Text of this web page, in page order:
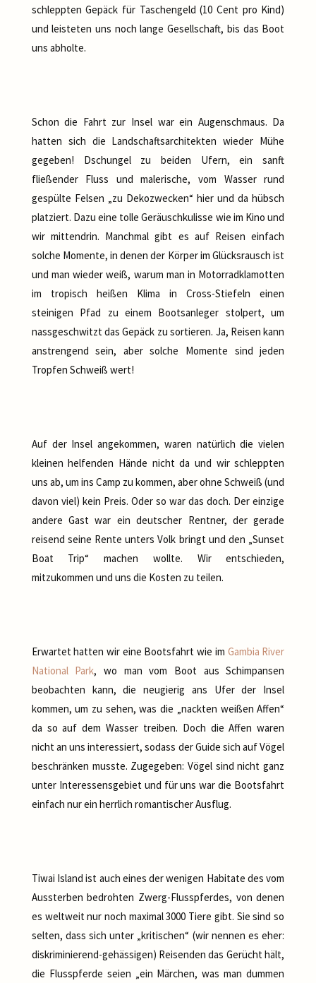
schleppten Gepäck für Taschengeld (10 Cent pro Kind)
und leisteten uns noch lange Gesellschaft, bis das Boot
uns abholte.
Schon die Fahrt zur Insel war ein Augenschmaus. Da
hatten sich die Landschaftsarchitekten wieder Mühe
gegeben! Dschungel zu beiden Ufern, ein sanft
fließender Fluss und malerische, vom Wasser rund
gespülte Felsen „zu Dekozwecken“ hier und da hübsch
platziert. Dazu eine tolle Geräuschkulisse wie im Kino und
wir mittendrin. Manchmal gibt es auf Reisen einfach
solche Momente, in denen der Körper im Glücksrausch ist
und man wieder weiß, warum man in Motorradklamotten
im tropisch heißen Klima in Cross-Stiefeln einen
steinigen Pfad zu einem Bootsanleger stolpert, um
nassgeschwitzt das Gepäck zu sortieren. Ja, Reisen kann
anstrengend sein, aber solche Momente sind jeden
Tropfen Schweiß wert!
Auf der Insel angekommen, waren natürlich die vielen
kleinen helfenden Hände nicht da und wir schleppten
uns ab, um ins Camp zu kommen, aber ohne Schweiß (und
davon viel) kein Preis. Oder so war das doch. Der einzige
andere Gast war ein deutscher Rentner, der gerade
reisend seine Rente unters Volk bringt und den „Sunset
Boat Trip“ machen wollte. Wir entschieden,
mitzukommen und uns die Kosten zu teilen.
Erwartet hatten wir eine Bootsfahrt wie im Gambia River
National Park, wo man vom Boot aus Schimpansen
beobachten kann, die neugierig ans Ufer der Insel
kommen, um zu sehen, was die „nackten weißen Affen“
da so auf dem Wasser treiben. Doch die Affen waren
nicht an uns interessiert, sodass der Guide sich auf Vögel
beschränken musste. Zugegeben: Vögel sind nicht ganz
unter Interessensgebiet und für uns war die Bootsfahrt
einfach nur ein herrlich romantischer Ausflug.
Tiwai Island ist auch eines der wenigen Habitate des vom
Aussterben bedrohten Zwerg-Flusspferdes, von denen
es weltweit nur noch maximal 3000 Tiere gibt. Sie sind so
selten, dass sich unter „kritischen“ (wir nennen es eher:
diskriminierend-gehässigen) Reisenden das Gerücht hält,
die Flusspferde seien „ein Märchen, was man dummen